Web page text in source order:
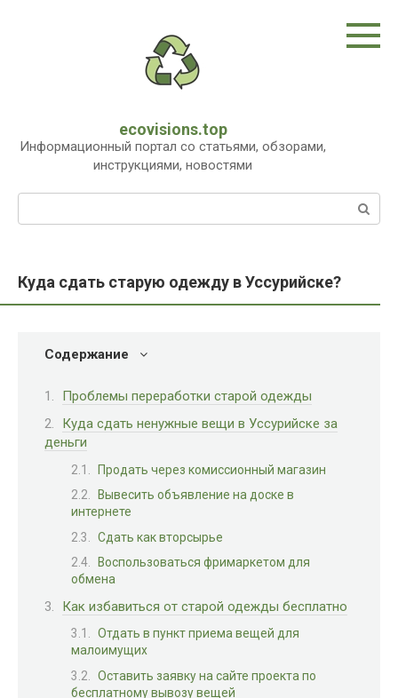
ecovisions.top
Информационный портал со статьями, обзорами,
инструкциями, новостями
Куда сдать старую одежду в Уссурийске?
Содержание
Проблемы переработки старой одежды
Куда сдать ненужные вещи в Уссурийске за
деньги
Продать через комиссионный магазин
Вывесить объявление на доске в
интернете
Сдать как вторсырье
Воспользоваться фримаркетом для
обмена
Как избавиться от старой одежды бесплатно
Отдать в пункт приема вещей для
малоимущих
Оставить заявку на сайте проекта по
бесплатному вывозу вещей